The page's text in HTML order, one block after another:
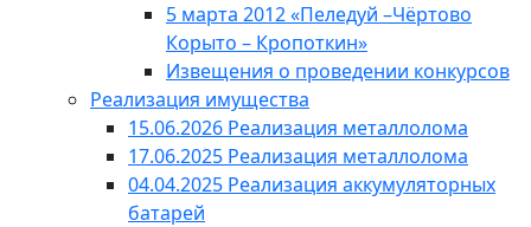
5 марта 2012 «Пеледуй –Чёртово
Корыто – Кропоткин»
Извещения о проведении конкурсов
Реализация имущества
15.06.2026 Реализация металлолома
17.06.2025 Реализация металлолома
04.04.2025 Реализация аккумуляторных
батарей